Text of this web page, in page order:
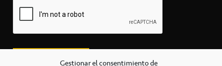
Gestionar el consentimiento de